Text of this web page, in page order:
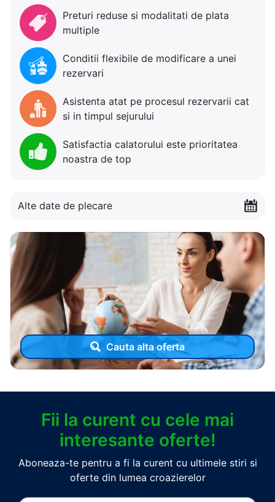
Preturi reduse si modalitati de plata
multiple
Conditii flexibile de modificare a unei
rezervari
Asistenta atat pe procesul rezervarii cat
si in timpul sejurului
Satisfactia calatorului este prioritatea
noastra de top
Alte date de plecare
Cauta alta oferta
Fii la curent cu cele mai
interesante oferte!
Aboneaza-te pentru a fi la curent cu ultimele stiri si
oferte din lumea croazierelor